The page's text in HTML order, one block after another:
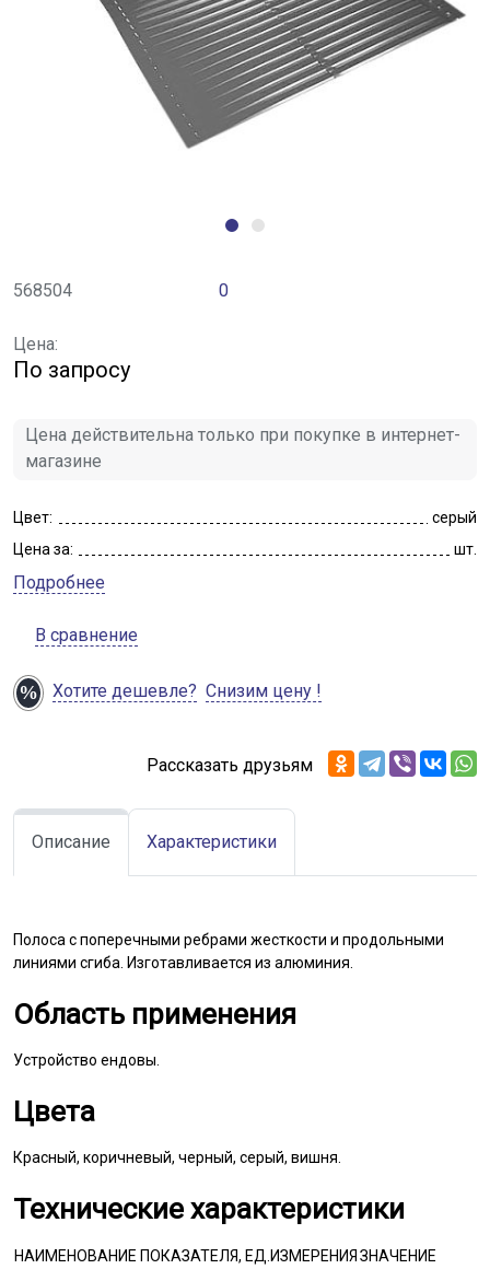
568504 0
Цена:
По запросу
Цена действительна только при покупке в интернет-
магазине
Цвет:
серый
Цена за:
шт.
Подробнее
В сравнение
Хотите дешевле? Снизим цену !
Рассказать друзьям
Описание Характеристики
Полоса с поперечными ребрами жесткости и продольными
линиями сгиба. Изготавливается из алюминия.
Область применения
Устройство ендовы.
Цвета
Красный, коричневый, черный, серый, вишня.
Технические характеристики
НАИМЕНОВАНИЕ ПОКАЗАТЕЛЯ, ЕД.ИЗМЕРЕНИЯЗНАЧЕНИЕ